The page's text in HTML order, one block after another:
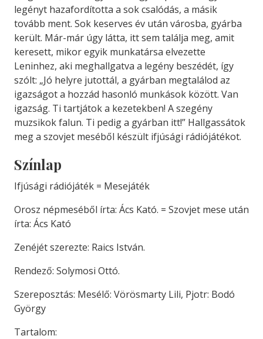
legényt hazafordította a sok csalódás, a másik
tovább ment. Sok keserves év után városba, gyárba
került. Már-már úgy látta, itt sem találja meg, amit
keresett, mikor egyik munkatársa elvezette
Leninhez, aki meghallgatva a legény beszédét, így
szólt: „Jó helyre jutottál, a gyárban megtalálod az
igazságot a hozzád hasonló munkások között. Van
igazság. Ti tartjátok a kezetekben! A szegény
muzsikok falun. Ti pedig a gyárban itt!” Hallgassátok
meg a szovjet meséből készült ifjúsági rádiójátékot.
Színlap
Ifjúsági rádiójáték = Mesejáték
Orosz népmeséből írta: Ács Kató. = Szovjet mese után
írta: Ács Kató
Zenéjét szerezte: Raics István.
Rendező: Solymosi Ottó.
Szereposztás: Mesélő: Vörösmarty Lili, Pjotr: Bodó
György
Tartalom: